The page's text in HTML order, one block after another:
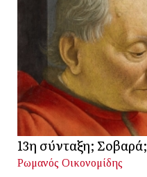
13η σύνταξη; Σοβαρά;
Ρωμανός Οικονομίδης